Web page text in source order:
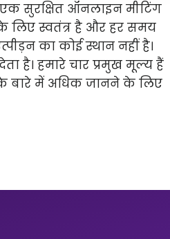
एक सुरक्षित ऑनलाइन मीटिंग
लिए स्वतंत्र है और हर समय
का कोई स्थान नहीं है।
है। हमारे चार प्रमुख मूल्य हैं
बारे में अधिक जानने के लिए